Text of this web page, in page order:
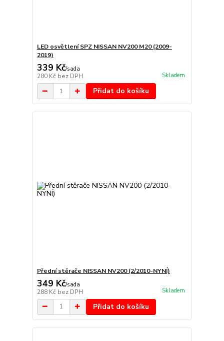
LED osvětlení SPZ NISSAN NV200 M20 (2009-
2019)
339 Kč/sada
280 Kč bez DPH Skladem
Přidat do košíku
Přední stěrače NISSAN NV200 (2/2010-NYNÍ)
349 Kč/sada
288 Kč bez DPH Skladem
Přidat do košíku